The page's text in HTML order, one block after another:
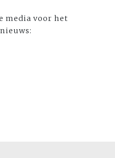
media voor het